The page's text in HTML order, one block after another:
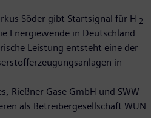
Söder gibt Startsignal für H 2-
Energiewende in Deutschland
Leistung entsteht eine der
in
Rießner Gase GmbH und SWW
als Betreibergesellschaft WUN